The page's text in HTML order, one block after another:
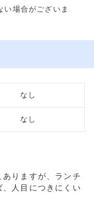
場合がございま
なし
なし
りますが、ランチ
人目につきにくい